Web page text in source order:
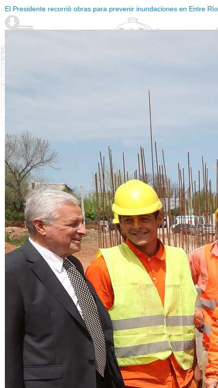
El Presidente recorrió obras para prevenir inundaciones en Entre